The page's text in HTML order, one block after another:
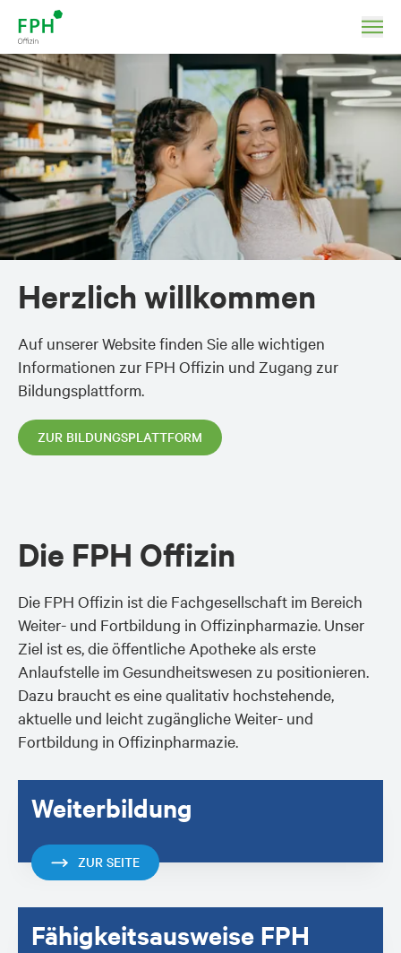
Herzlich willkommen
Auf unserer Website finden Sie alle wichtigen
Informationen zur FPH Offizin und Zugang zur
Bildungsplattform.
ZUR BILDUNGSPLATTFORM
Die FPH Offizin
Die FPH Offizin ist die Fachgesellschaft im Bereich
Weiter- und Fortbildung in Offizinpharmazie. Unser
Ziel ist es, die öffentliche Apotheke als erste
Anlaufstelle im Gesundheitswesen zu positionieren.
Dazu braucht es eine qualitativ hochstehende,
aktuelle und leicht zugängliche Weiter- und
Fortbildung in Offizinpharmazie.
Weiterbildung
ZUR SEITE
Fähigkeitsausweise FPH